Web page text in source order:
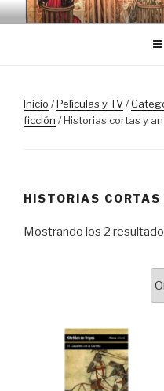
Saltar
al
Inicio /Películas y TV/
ficción / Historias cortas y
HISTORIAS
Mostrando los 2